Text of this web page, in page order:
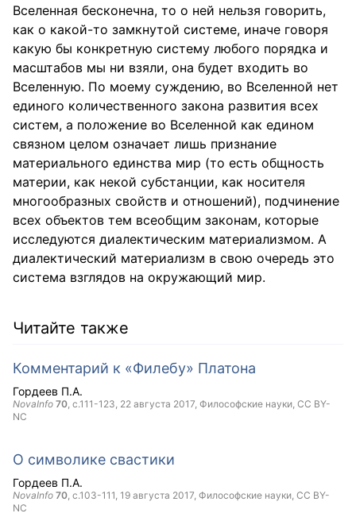
Вселенная бесконечна, то о ней нельзя говорить,
как о какой-то замкнутой системе, иначе говоря
какую бы конкретную систему любого порядка и
масштабов мы ни взяли, она будет входить во
Вселенную. По моему суждению, во Вселенной нет
единого количественного закона развития всех
систем, а положение во Вселенной как едином
связном целом означает лишь признание
материального единства мир (то есть общность
материи, как некой субстанции, как носителя
многообразных свойств и отношений), подчинение
всех объектов тем всеобщим законам, которые
исследуются диалектическим материализмом. А
диалектический материализм в свою очередь это
система взглядов на окружающий мир.
Читайте также
Комментарий к «Филебу» Платона
Гордеев П.А.
NovaInfo 70, с.111-123, 22 августа 2017, Философские науки, CC BY-
NC
О символике свастики
Гордеев П.А.
NovaInfo 70, с.103-111, 19 августа 2017, Философские науки, CC BY-
NC